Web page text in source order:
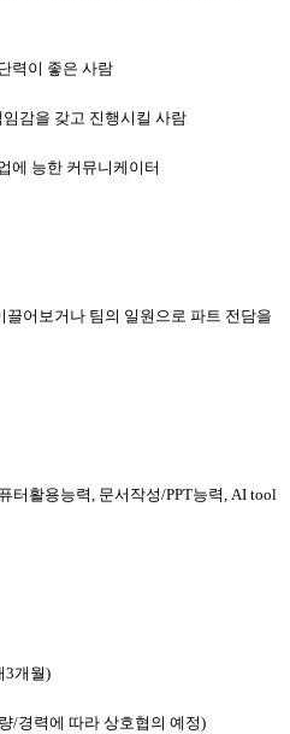
력이 좋은 사람
감을 갖고 진행시킬 사람
에 능한 커뮤니케이터
끌어보거나 팀의 일원으로 파트 전담을
터활용능력, 문서작성/PPT능력, AI tool
3개월)
/경력에 따라 상호협의 예정)